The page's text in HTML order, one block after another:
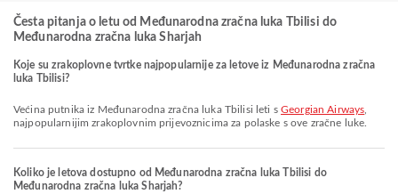
Česta pitanja o letu od Međunarodna zračna luka Tbilisi do
Međunarodna zračna luka Sharjah
Koje su zrakoplovne tvrtke najpopularnije za letove iz Međunarodna zračna
luka Tbilisi?
Većina putnika iz Međunarodna zračna luka Tbilisi leti s Georgian Airways
najpopularnijim zrakoplovnim prijevoznicima za polaske s ove zračne luke.
Koliko je letova dostupno od Međunarodna zračna luka Tbilisi do
Međunarodna zračna luka Sharjah?